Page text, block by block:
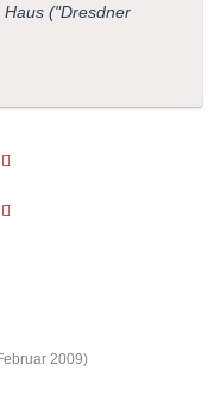
("Dresdner
2009)